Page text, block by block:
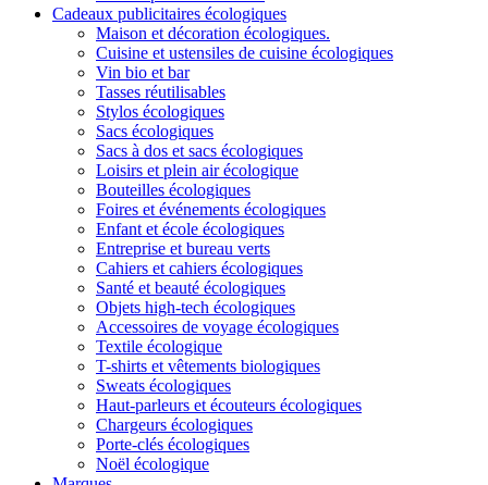
Cadeaux publicitaires écologiques
Maison et décoration écologiques.
Cuisine et ustensiles de cuisine écologiques
Vin bio et bar
Tasses réutilisables
Stylos écologiques
Sacs écologiques
Sacs à dos et sacs écologiques
Loisirs et plein air écologique
Bouteilles écologiques
Foires et événements écologiques
Enfant et école écologiques
Entreprise et bureau verts
Cahiers et cahiers écologiques
Santé et beauté écologiques
Objets high-tech écologiques
Accessoires de voyage écologiques
Textile écologique
T-shirts et vêtements biologiques
Sweats écologiques
Haut-parleurs et écouteurs écologiques
Chargeurs écologiques
Porte-clés écologiques
Noël écologique